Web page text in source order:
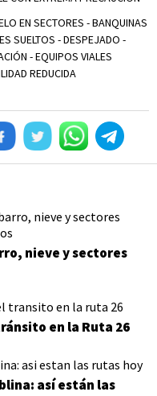
EN SECTORES - BANQUINAS
SUELTOS - DESPEJADO -
- EQUIPOS VIALES
REDUCIDA
nieve y sectores
en la Ruta 26
así están las